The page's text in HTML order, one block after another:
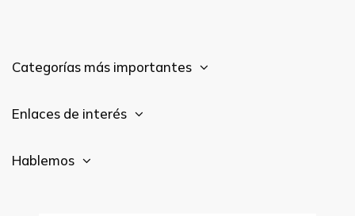
Categorías más importantes
Enlaces de interés
Hablemos